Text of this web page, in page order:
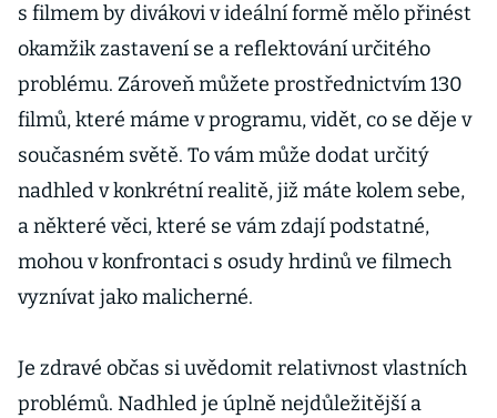
s filmem by divákovi v ideální formě mělo přinést
okamžik zastavení se a reflektování určitého
problému. Zároveň můžete prostřednictvím 130
filmů, které máme v programu, vidět, co se děje v
současném světě. To vám může dodat určitý
nadhled v konkrétní realitě, již máte kolem sebe,
a některé věci, které se vám zdají podstatné,
mohou v konfrontaci s osudy hrdinů ve filmech
vyznívat jako malicherné.
Je zdravé občas si uvědomit relativnost vlastních
problémů. Nadhled je úplně nejdůležitější a